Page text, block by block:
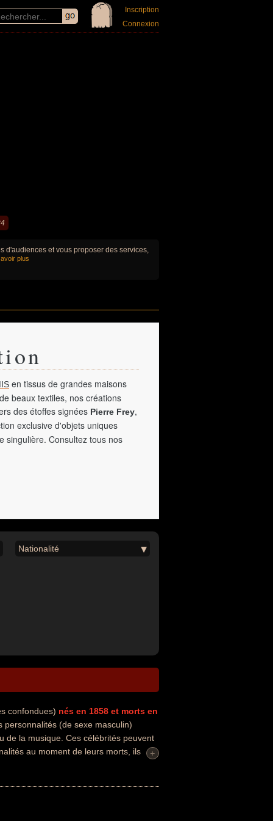
Inscription
Connexion
d'audiences et vous proposer des services,
plus
en tissus de grandes maisons
beaux textiles, nos créations
des étoffes signées Pierre Frey,
exclusive d'objets uniques
singulière. Consultez tous nos
Nationalité
confondues) nés en 1858 et morts en
personnalités (de sexe masculin)
de la musique. Ces célébrités peuvent
au moment de leurs morts, ils
+